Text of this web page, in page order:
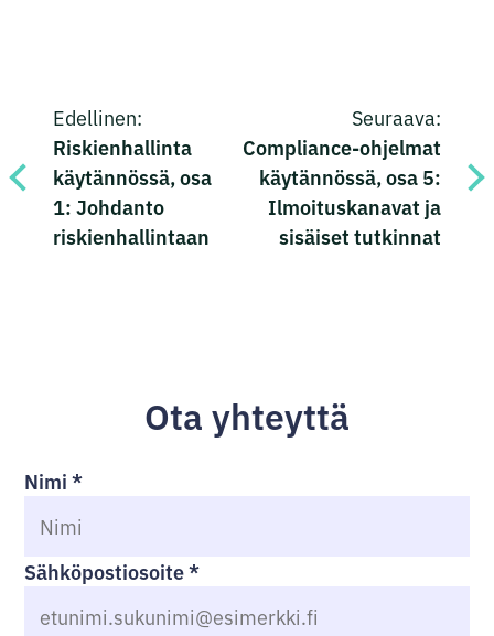
selaus
Edellinen:
Riskienhallinta
käytännössä, osa
1: Johdanto
riskienhallintaan
Seuraava:
Compliance-ohjelmat
käytännössä, osa 5:
Ilmoituskanavat ja
sisäiset tutkinnat
Ota yhteyttä
Nimi*
Sähköpostiosoite*